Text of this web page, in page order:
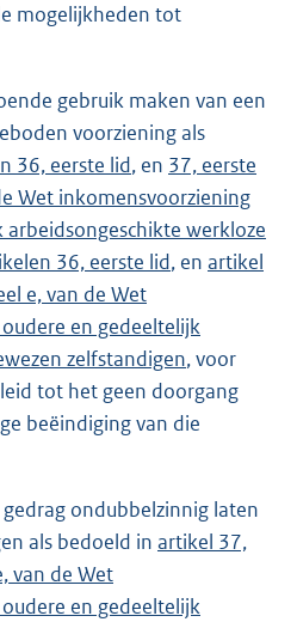
mogelijkheden tot
gebruik maken van een
voorziening als
36, eerste lid, en 37, eerste
Wet inkomensvoorziening
werkloze
36, eerste lid, en artikel
e, van de Wet
en gedeeltelijk
zelfstandigen, voor
tot het geen doorgang
beëindiging van die
ondubbelzinnig laten
als bedoeld in artikel 37,
van de Wet
en gedeeltelijk